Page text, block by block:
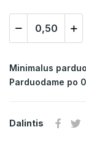
Minimalus
Parduodame po
Dalintis